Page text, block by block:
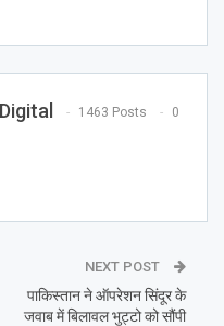
1463 Posts 0
NEXT POST
पाकिस्तान ने ऑपरेशन सिंदूर के
जवाब में बिलावल भुट्टो को सौंपी